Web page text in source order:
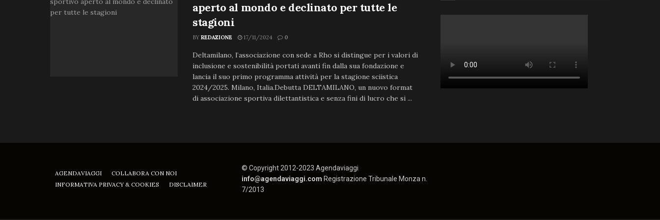
aperto al mondo e declinato per tutte le
stagioni
BY REDAZIONE 17/11/2024 0
Deltamilano, l’associazione con sede a Rho si distingue per i valori di
inclusione e sostenibilità portati avanti fin dalla sua fondazione e
lancia il suo primo programma attività per la stagione sciistica
2024/2025. Milano, Italia.Debutta DELTAMILANO, un nuovo format
di associazione sportiva dilettantistica e senza fini di lucro che si ...
AGENDAVIAGGI
COLLABORA CON NOI
INFORMATIVA PRIVACY & COOKIES
DISCLAIMER
© Copyright 2012-2023 Agendaviaggi
info@agendaviaggi.com Registrazione Tribunale Monza n.
7/2013